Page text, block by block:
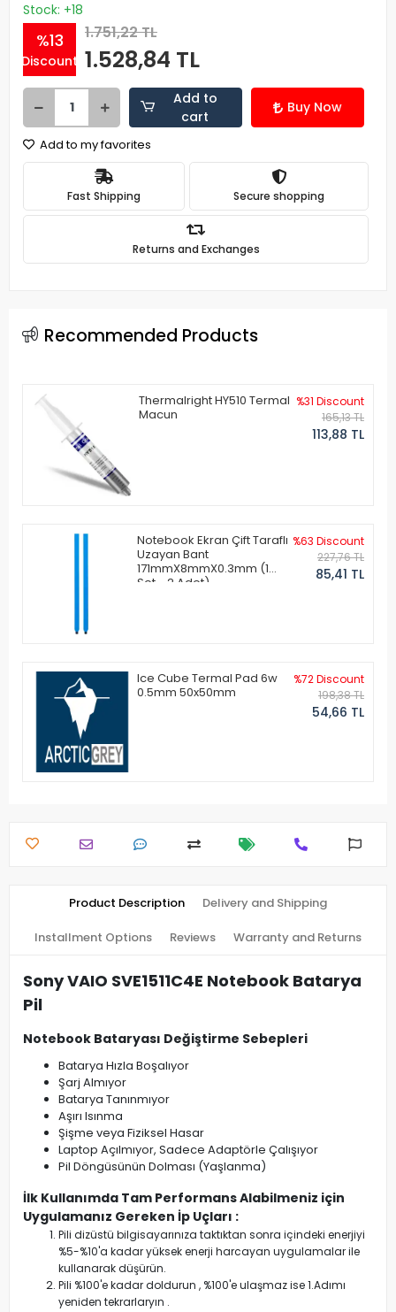
Stock: +18
%13
Discount
1.751,22 TL
1.528,84 TL
Add to
cart
Buy Now
Add to my favorites
Fast Shipping Secure shopping
Returns and Exchanges
Recommended Products
Thermalright HY510 Termal
Macun
%31 Discount
165,13 TL
113,88 TL
Notebook Ekran Çift Taraflı
Uzayan Bant
171mmX8mmX0.3mm (1
Set - 2 Adet)
%63 Discount
227,76 TL
85,41 TL
Ice Cube Termal Pad 6w
0.5mm 50x50mm
%72 Discount
198,38 TL
54,66 TL
Product Description Delivery and Shipping
Installment Options Reviews Warranty and Returns
Sony VAIO SVE1511C4E Notebook Batarya
Pil
Notebook Bataryası Değiştirme Sebepleri
Batarya Hızla Boşalıyor
Şarj Almıyor
Batarya Tanınmıyor
Aşırı Isınma
Şişme veya Fiziksel Hasar
Laptop Açılmıyor, Sadece Adaptörle Çalışıyor
Pil Döngüsünün Dolması (Yaşlanma)
İlk Kullanımda Tam Performans Alabilmeniz için
Uygulamanız Gereken İp Uçları :
Pili dizüstü bilgisayarınıza taktıktan sonra içindeki enerjiyi
%5-%10'a kadar yüksek enerji harcayan uygulamalar ile
kullanarak düşürün.
Pili %100'e kadar doldurun , %100'e ulaşmaz ise 1.Adımı
yeniden tekrarlaryın .